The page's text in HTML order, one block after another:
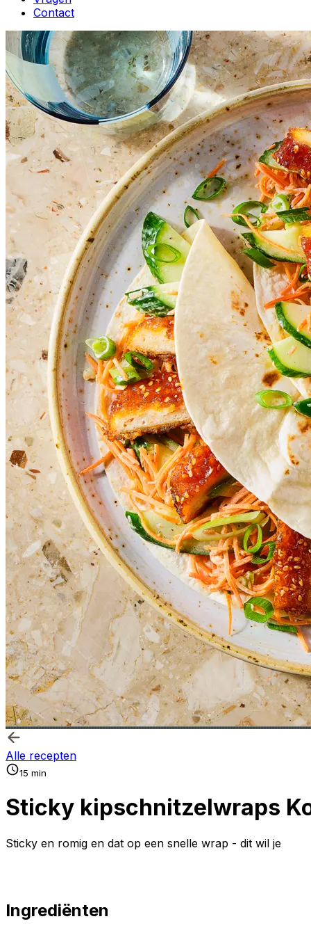
Contact
Alle recepten
15 min
Sticky kipschnitzelwraps
Sticky en romig en dat op een snelle wrap - dit wil je
Ingrediënten